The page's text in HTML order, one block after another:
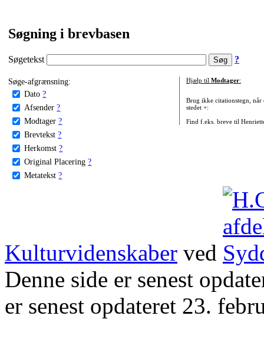
Søgning i brevbasen
Søgetekst ?
Søge-afgrænsning:
Dato ?
Afsender ?
Modtager ?
Brevtekst ?
Herkomst ?
Original Placering ?
Metatekst ?
Hjælp til Modtager:
Brug ikke citationstegn, når
stedet +:
Find f.eks. breve til
Kulturvidenskaber ved
Denne side er senest
er senest opdateret 23.